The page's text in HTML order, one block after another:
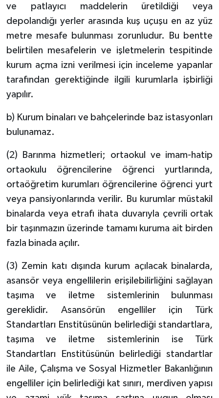
ve patlayıcı maddelerin üretildiği veya
depolandığı yerler arasında kuş uçuşu en az yüz
metre mesafe bulunması zorunludur. Bu bentte
belirtilen mesafelerin ve işletmelerin tespitinde
kurum açma izni verilmesi için inceleme yapanlar
tarafından gerektiğinde ilgili kurumlarla işbirliği
yapılır.
b) Kurum binaları ve bahçelerinde baz istasyonları
bulunamaz.
(2) Barınma hizmetleri; ortaokul ve imam-hatip
ortaokulu öğrencilerine öğrenci yurtlarında,
ortaöğretim kurumları öğrencilerine öğrenci yurt
veya pansiyonlarında verilir. Bu kurumlar müstakil
binalarda veya etrafı ihata duvarıyla çevrili ortak
bir taşınmazın üzerinde tamamı kuruma ait birden
fazla binada açılır.
(3) Zemin katı dışında kurum açılacak binalarda,
asansör veya engellilerin erişilebilirliğini sağlayan
taşıma ve iletme sistemlerinin bulunması
gereklidir. Asansörün engelliler için Türk
Standartları Enstitüsünün belirlediği standartlara,
taşıma ve iletme sistemlerinin ise Türk
Standartları Enstitüsünün belirlediği standartlar
ile Aile, Çalışma ve Sosyal Hizmetler Bakanlığının
engelliler için belirlediği kat sınırı, merdiven yapısı